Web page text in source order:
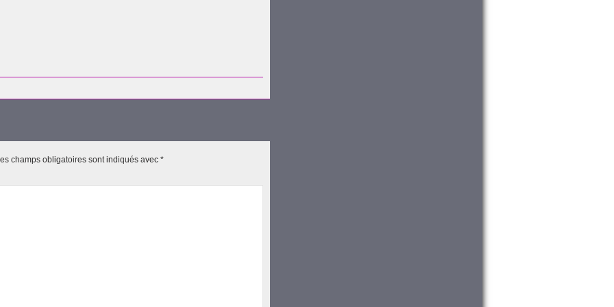
champs obligatoires sont indiqués avec *